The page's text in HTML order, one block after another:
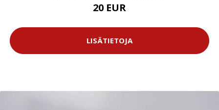
20 EUR
LISÄTIETOJA